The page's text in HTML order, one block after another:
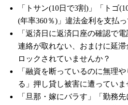
「トサン(10日で3割)」「トゴ
(年率360％)」違法金利を支払
「返済日に返済口座の確認で
連絡が取れない、おまけに延
ロックされていませんか？
「融資を断っているのに無理
る」押し貸し被害に遭っていま
「旦那・嫁にバラす」「勤務